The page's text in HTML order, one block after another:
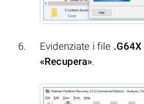
Evidenziate i file .G64X
«Recupera».